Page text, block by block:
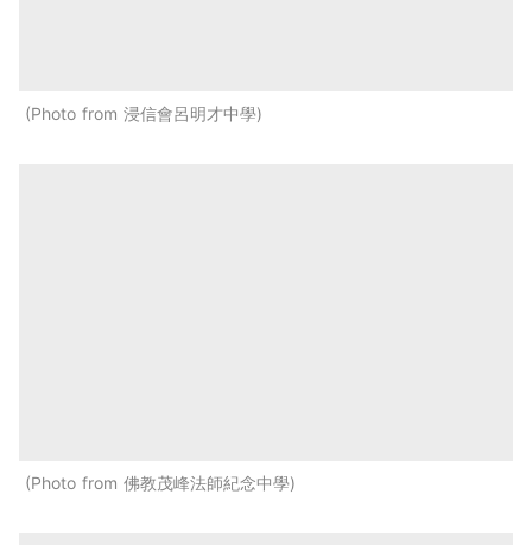
Photo from 浸信會呂明才中學
Photo from 佛教茂峰法師紀念中學